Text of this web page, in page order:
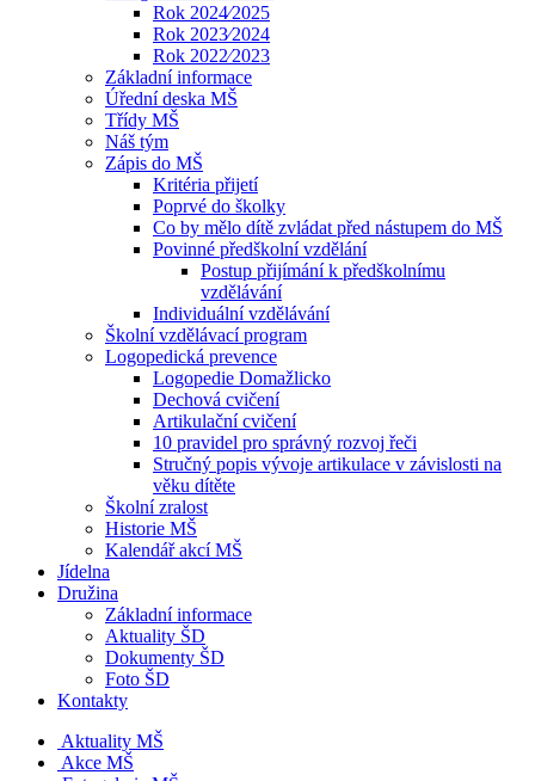
Rok 2024⁄2025
Rok 2023⁄2024
Rok 2022⁄2023
Základní informace
Úřední deska MŠ
Třídy MŠ
Náš tým
Zápis do MŠ
Kritéria přijetí
Poprvé do školky
Co by mělo dítě zvládat před nástupem do MŠ
Povinné předškolní vzdělání
Postup přijímání k předškolnímu
vzdělávání
Individuální vzdělávání
Školní vzdělávací program
Logopedická prevence
Logopedie Domažlicko
Dechová cvičení
Artikulační cvičení
10 pravidel pro správný rozvoj řeči
Stručný popis vývoje artikulace v závislosti na
věku dítěte
Školní zralost
Historie MŠ
Kalendář akcí MŠ
Jídelna
Družina
Základní informace
Aktuality ŠD
Dokumenty ŠD
Foto ŠD
Kontakty
Aktuality MŠ
Akce MŠ